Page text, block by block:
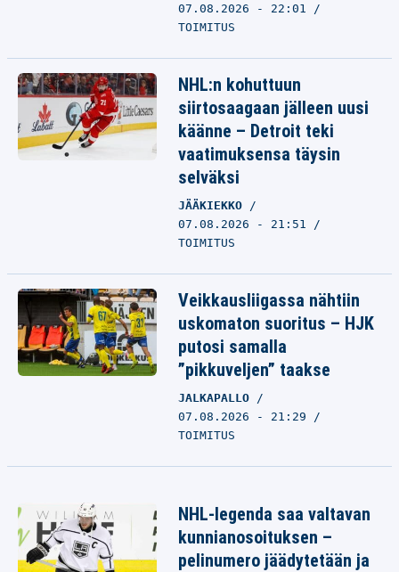
07.08.2026 - 22:01
TOIMITUS
NHL:n kohuttuun
siirtosaagaan jälleen uusi
käänne – Detroit teki
vaatimuksensa täysin
selväksi
JÄÄKIEKKO
07.08.2026 - 21:51
TOIMITUS
Veikkausliigassa nähtiin
uskomaton suoritus – HJK
putosi samalla
”pikkuveljen” taakse
JALKAPALLO
07.08.2026 - 21:29
TOIMITUS
NHL-legenda saa valtavan
kunnianosoituksen –
pelinumero jäädytetään ja